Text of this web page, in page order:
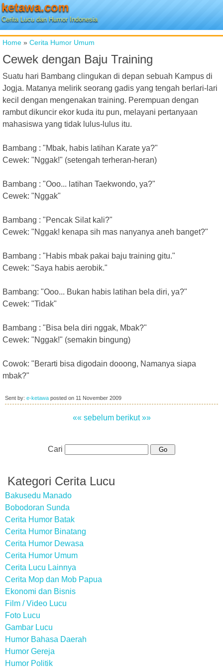
ketawa.com
Cerita Lucu dan Humor Indonesia
Home » Cerita Humor Umum
Cewek dengan Baju Training
Suatu hari Bambang clingukan di depan sebuah Kampus di
Jogja. Matanya melirik seorang gadis yang tengah berlari-lari
kecil dengan mengenakan training. Perempuan dengan
rambut dikuncir ekor kuda itu pun, melayani pertanyaan
mahasiswa yang tidak lulus-lulus itu.
Bambang : "Mbak, habis latihan Karate ya?"
Cewek: "Nggak!" (setengah terheran-heran)
Bambang : "Ooo... latihan Taekwondo, ya?"
Cewek: "Nggak"
Bambang : "Pencak Silat kali?"
Cewek: "Nggak! kenapa sih mas nanyanya aneh banget?"
Bambang : "Habis mbak pakai baju training gitu."
Cewek: "Saya habis aerobik."
Bambang: "Ooo... Bukan habis latihan bela diri, ya?"
Cewek: "Tidak"
Bambang : "Bisa bela diri nggak, Mbak?"
Cewek: "Nggak!" (semakin bingung)
Cowok: "Berarti bisa digodain dooong, Namanya siapa
mbak?"
Sent by: e-ketawa posted on 11 November 2009
«« sebelum berikut »»
Cari
Kategori Cerita Lucu
Bakusedu Manado
Bobodoran Sunda
Cerita Humor Batak
Cerita Humor Binatang
Cerita Humor Dewasa
Cerita Humor Umum
Cerita Lucu Lainnya
Cerita Mop dan Mob Papua
Ekonomi dan Bisnis
Film / Video Lucu
Foto Lucu
Gambar Lucu
Humor Bahasa Daerah
Humor Gereja
Humor Politik